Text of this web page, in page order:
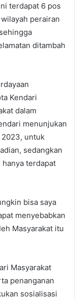
terdapat 6 pos
perairan
ditambah
Kendari
dalam
menunjukan
2023, untuk
sedangkan
terdapat
bisa saya
menyebabkan
Masyarakat itu
Masyarakat
penanganan
sosialisasi